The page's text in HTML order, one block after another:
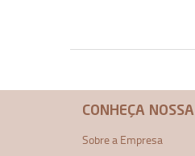
CONHEÇA
Sobre a Empresa